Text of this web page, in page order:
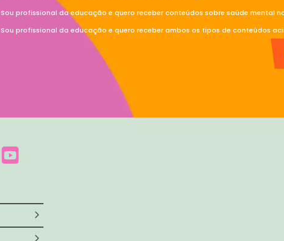
Sou profissional da educação e quero receber conteúdos sobre saúde mental
Sou profissional da educação e quero receber ambos os tipos de conteúdos